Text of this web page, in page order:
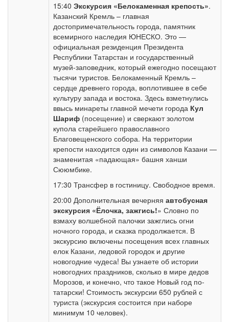
15:40 Экскурсия «Белокаменная крепость».
Казанский Кремль – главная
достопримечательность города, памятник
всемирного наследия ЮНЕСКО. Это —
официальная резиденция Президента
Республики Татарстан и государственный
музей-заповедник, который ежегодно посещают
тысячи туристов. Белокаменный Кремль –
сердце древнего города, воплотившее в себе
культуру запада и востока. Здесь взметнулись
ввысь минареты главной мечети города Кул
Шариф (посещение) и сверкают золотом
купола старейшего православного
Благовещенского собора. На территории
крепости находится один из символов Казани —
знаменитая «падающая» башня ханши
Сююмбике.
17:30 Трансфер в гостиницу. Свободное время.
20:00 Дополнительная вечерняя автобусная
экскурсия «Ёлочка, зажгись!» Словно по
взмаху волшебной палочки зажглись огни
ночного города, и сказка продолжается. В
экскурсию включены посещения всех главных
елок Казани, ледовой городок и другие
новогодние чудеса! Вы узнаете об истории
новогодних праздников, сколько в мире дедов
Морозов, и конечно, что такое Новый год по-
татарски! Стоимость экскурсии 650 рублей с
туриста (экскурсия состоится при наборе
минимум 10 человек).